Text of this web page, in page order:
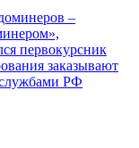
–
первокурсник
заказывают
РФ